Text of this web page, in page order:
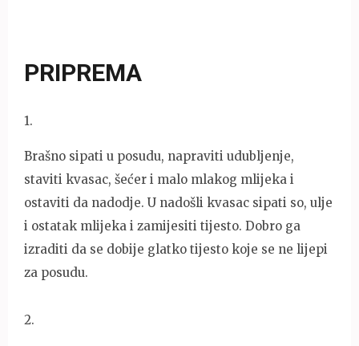
PRIPREMA
1.
Brašno sipati u posudu, napraviti udubljenje,
staviti kvasac, šećer i malo mlakog mlijeka i
ostaviti da nadodje. U nadošli kvasac sipati so, ulje
i ostatak mlijeka i zamijesiti tijesto. Dobro ga
izraditi da se dobije glatko tijesto koje se ne lijepi
za posudu.
2.